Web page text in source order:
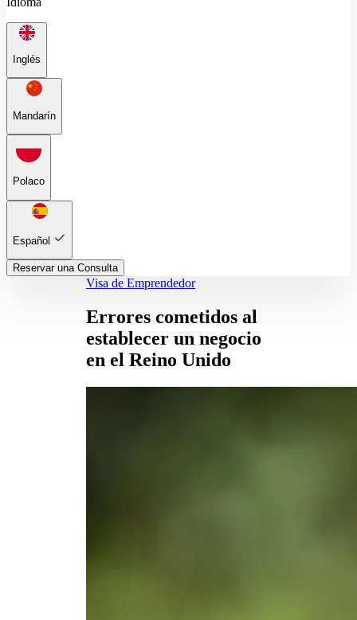
Inglés
Mandarín
Polaco
Español
Reservar una Consulta
Visa de Emprendedor
Errores cometidos al
establecer un negocio
en el Reino Unido